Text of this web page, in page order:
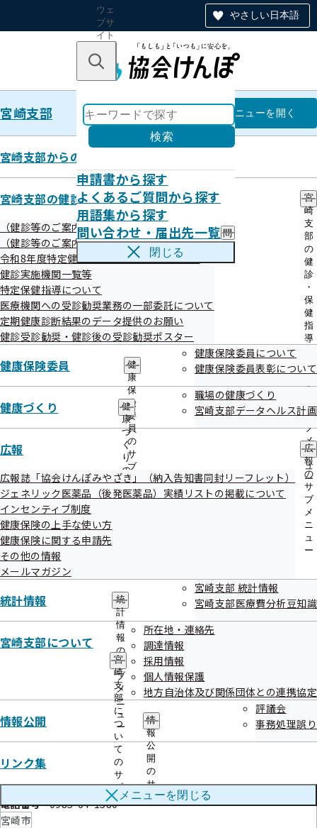
やさしい日本語
ウェ
ブサ
イト
のナ
ン
キーワードで探す
検索
申請書から探す
よくあるご質問から探す
用語集から探す
問い合わせ・届出先一覧 問
い
一
覧
の
サ
ブ
メ
閉じる
宮崎支部 宮崎支部
メニューを開く
宮崎支部からのお知らせ
宮崎支部の健診・保健指導のご案内
宮
崎
支
部
の
健
診
・
保
健
指
導
ご
案
内
サ
ブ
メ
ニ
ュ
ー
（健診等のご案内）ご本人（被保険者）さま
（健診等のご案内）ご家族（被扶養者）さま
令和8年度特定健診（集団健診）のお知らせ
健診実施機関一覧等
特定保健指導について
医療機関への受診勧奨業務の一部委託について
定期健康診断結果のデータ提供のお願い
健診受診勧奨・健診後の受診勧奨ポスター
健康保険委員
健
康
保
険
委
員
の
サ
ブ
メ
ニ
健康保険委員について
健康保険委員表彰について
健康づくり
健
康
づ
く
り
の
サ
ブ
職場の健康づくり
宮崎支部データヘルス計画
広報
広
報
の
サ
ブ
メ
ニ
ュ
ー
広報誌「協会けんぽみやざき」（納入告知書同封リーフレット）
ジェネリック医薬品（後発医薬品）実績リストの掲載について
インセンティブ制度
健康保険の上手な使い方
健康保険に関する申請先
その他の情報
メールマガジン
統計情報
統
計
情
報
の
サ
ブ
メ
ニ
ュ
ー
宮崎支部 統計情報
宮崎支部医療費分析豆知識
宮崎支部について
宮
崎
支
部
に
つ
い
て
の
サ
ブ
メ
所在地・連絡先
調達情報
採用情報
個人情報保護
地方自治体及び関係団体との連携協定
情報公開
情
報
公
開
の
サ
ブ
メ
評議会
事務処理誤り
リンク集
メニューを閉じる
宮崎支部
特定健診実施機関一覧（ご家族さ
ま）
絞り込みメニュー
検索結果397件
1件 - 20件表示 1件から20件目を表示しています
〇＝対応可 ×＝対応不可
健診実施機関情報
健診項目
宮崎市
宮崎県健康づくり協会
住所
宮崎県宮崎市霧島1-1-2
電話番号
0985-38-5512
健診項目は
宮崎市
日本健康俱楽部宮崎支部診療所
住所 宮崎県宮崎市本郷南方上無田3495－４
電話番号 0985-56-6787
健診項目は
こちら
藤元総合病院付属 予防医療クリニック
住所 宮崎県宮崎市北川内町乱橋3584-1
電話番号
0985-53-1101
こちら
社会医療法人耕和会迫田病院
住所 宮崎県宮崎市城ケ崎3-2-1
電話番号 0985-64-1580
宮崎市